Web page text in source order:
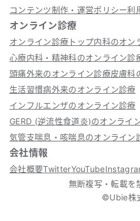
コンテンツ制作・運営ポリシー利
オンライン診療
オンライン診療トップ内科のオン
心療内科・精神科のオンライン診
頭痛外来のオンライン診療皮膚科
生活習慣病外来のオンライン診療
インフルエンザのオンライン診療
GERD (逆流性食道炎)のオンライ
気管支喘息・咳喘息のオンライン
会社情報
会社概要TwitterYouTube
無断複写・転載を
©Ubie株